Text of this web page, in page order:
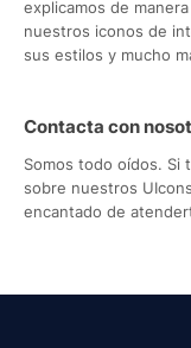
explicamos de
nuestros iconos de
sus estilos y mucho
Contacta con
Somos todo oídos. Si
sobre nuestros
encantado de